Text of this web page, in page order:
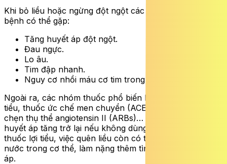
Khi bỏ liều hoặc ngừng đột ngột các thuốc này, người
bệnh có thể gặp:
Tăng huyết áp đột ngột.
Đau ngực.
Lo âu.
Tim đập nhanh.
Nguy cơ nhồi máu cơ tim trong trường hợp nặng…
Ngoài ra, các nhóm thuốc phổ biến khác như: Thuốc lợi
tiểu, thuốc ức chế men chuyển (ACE inhibitors), thuốc
chẹn thụ thể angiotensin II (ARBs)… cũng có thể khiến
huyết áp tăng trở lại nếu không dùng đều đặn. Riêng
thuốc lợi tiểu, việc quên liều còn có thể gây giữ muối và
nước trong cơ thể, làm nặng thêm tình trạng tăng huyết
áp.